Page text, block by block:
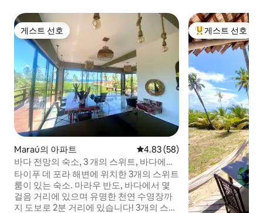
게스트 선호
게스트 선호
Maraú의 아파트 평점 4.83점(5점 만점), 후기 58
4.83 (58)
바다 전망의 숙소, 3 개의 스위트, 바다에서
50 미터
타이푸 데 포라 해변에 위치한 3개의 스위트
룸이 있는 숙소. 마라우 반도, 바다에서 몇
걸음 거리에 있으며 유명한 천연 수영장까
지 도보로 2분 거리에 있습니다! 3개의 스위
상위 게스트 선호
게스트 선호